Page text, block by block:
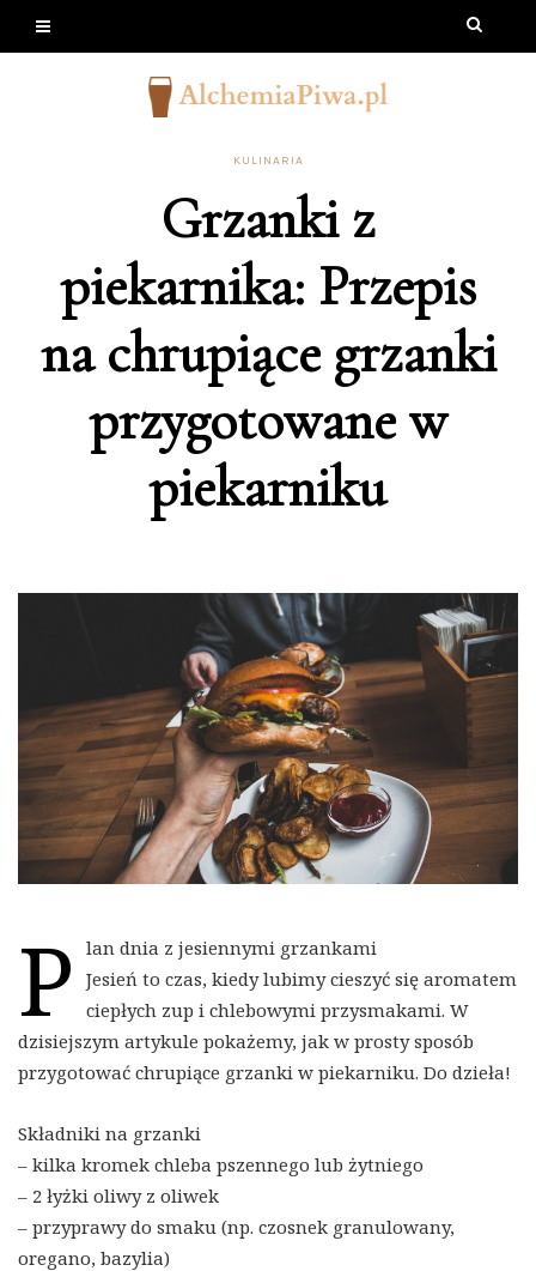
KULINARIA
Grzanki z
piekarnika: Przepis
na chrupiące grzanki
przygotowane w
piekarniku
P
lan dnia z jesiennymi grzankami
Jesień to czas, kiedy lubimy cieszyć się aromatem
ciepłych zup i chlebowymi przysmakami. W
dzisiejszym artykule pokażemy, jak w prosty sposób
przygotować chrupiące grzanki w piekarniku. Do dzieła!
Składniki na grzanki
– kilka kromek chleba pszennego lub żytniego
– 2 łyżki oliwy z oliwek
– przyprawy do smaku (np. czosnek granulowany,
oregano, bazylia)